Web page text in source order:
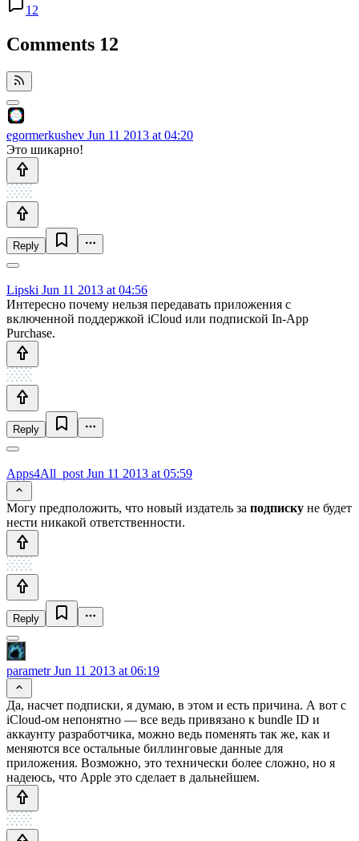
12
Comments 12
egormerkushev Jun 11 2013 at 04:20
Это шикарно!
Reply
Lipski Jun 11 2013 at 04:56
Интересно почему нельзя передавать приложения с
включенной поддержкой iCloud или подпиской In-App
Purchase.
Reply
Apps4All_post Jun 11 2013 at 05:59
Могу предположить, что новый издатель за подписку не будет
нести никакой ответственности.
Reply
parametrJun 11 2013 at 06:19
Да, насчет подписки, я думаю, в этом и есть причина. А вот с
iCloud-ом непонятно — все ведь привязано к bundle ID и
аккаунту разработчика, можно ведь поменять так же, как и
меняются все остальные биллинговые данные для
приложения. Возможно, это технически более сложно, но я
надеюсь, что Apple это сделает в дальнейшем.